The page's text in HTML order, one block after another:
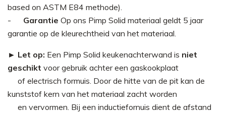
based on ASTM E84 methode).
Garantie Op ons Pimp Solid materiaal geldt 5 jaar
garantie op de kleurechtheid van het materiaal.
► Let op: Een Pimp Solid keukenachterwand is niet
geschikt voor gebruik achter een gaskookplaat
of electrisch formuis. Door de hitte van de pit kan de
kunststof kern van het materiaal zacht worden
en vervormen. Bij een inductiefornuis dient de afstand